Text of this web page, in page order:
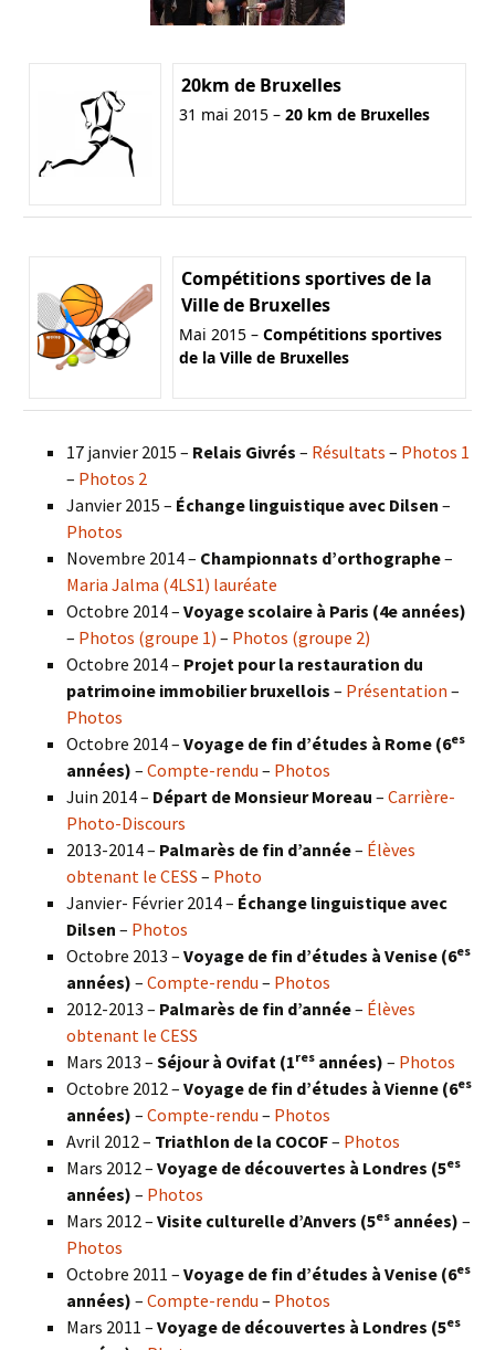
20km de Bruxelles
31 mai 2015 – 20 km de Bruxelles
Compétitions sportives de la
Ville de Bruxelles
Mai 2015 – Compétitions sportives
de la Ville de Bruxelles
17 janvier 2015 – Relais Givrés – Résultats – Photos 1
– Photos 2
Janvier 2015 – Échange linguistique avec Dilsen –
Photos
Novembre 2014 – Championnats d’orthographe–
Maria Jalma (4LS1) lauréate
Octobre 2014 – Voyage scolaire à Paris (4e années)
– Photos (groupe 1) – Photos (groupe 2)
Octobre 2014 – Projet pour la restauration du
patrimoine immobilier bruxellois – Présentation –
Photos
Octobre 2014 – Voyage de fin d’études à Rome (6es
années) – Compte-rendu – Photos
Juin 2014 – Départ de Monsieur Moreau – Carrière-
Photo-Discours
2013-2014 – Palmarès de fin d’année– Élèves
obtenant le CESS – Photo
Janvier- Février 2014 – Échange linguistique avec
Dilsen – Photos
Octobre 2013 – Voyage de fin d’études à Venise (6es
années) – Compte-rendu – Photos
2012-2013 – Palmarès de fin d’année– Élèves
obtenant le CESS
Mars 2013 – Séjour à Ovifat (1res années) – Photos
Octobre 2012 – Voyage de fin d’études à Vienne (6es
années) – Compte-rendu – Photos
Avril 2012 – Triathlon de la COCOF– Photos
Mars 2012 – Voyage de découvertes à Londres (5es
années) – Photos
Mars 2012 – Visite culturelle d’Anvers (5es années) –
Photos
Octobre 2011 – Voyage de fin d’études à Venise (6es
années) – Compte-rendu – Photos
Mars 2011 – Voyage de découvertes à Londres (5es